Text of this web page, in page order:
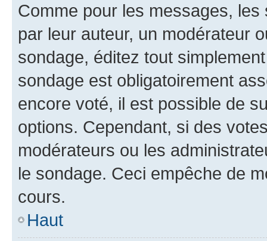
Comme pour les messages,
par leur auteur, un modérateur
sondage, éditez tout
sondage est obligatoirement
encore voté, il est possible de
options. Cependant, si des
modérateurs ou les
le sondage. Ceci empêche de
cours.
Haut